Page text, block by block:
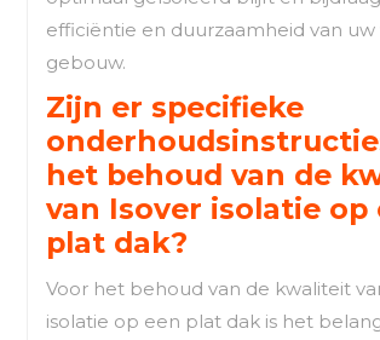
efficiëntie en duurzaamheid van
gebouw.
Zijn er specifieke
het behoud van de
van Isover isolatie op
plat dak?
Voor het behoud van de kwaliteit
isolatie op een plat dak is het